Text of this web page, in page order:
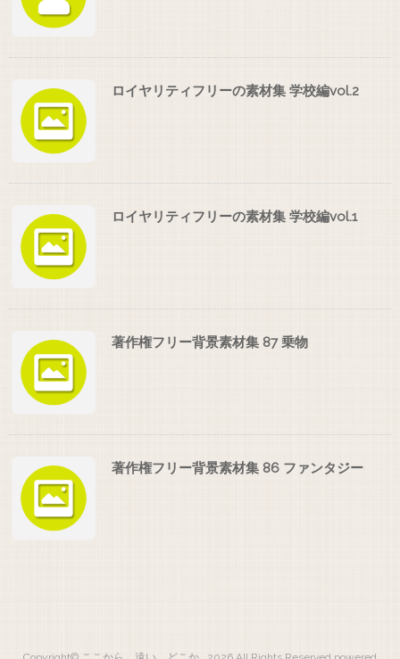
ロイヤリティフリーの素材集 学校編vol.2
ロイヤリティフリーの素材集 学校編vol.1
著作権フリー背景素材集 87 乗物
著作権フリー背景素材集 86 ファンタジー